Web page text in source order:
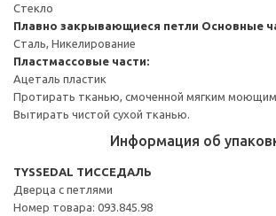
Стекло
Плавно закрывающиеся петли Основные
Сталь, Никелирование
Пластмассовые части:
Ацеталь пластик
Протирать тканью, смоченной мягким моющим
Вытирать чистой сухой тканью.
Информация об
TYSSEDAL ТИССЕДАЛЬ
Дверца с петлями
Номер товара: 093.845.98